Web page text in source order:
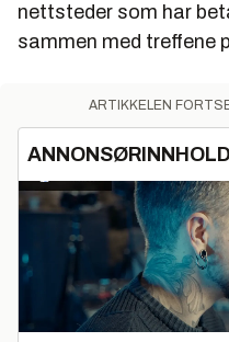
nettsteder som har
sammen med treffene
ARTIKKELEN
ANNONSØRINNHOLD